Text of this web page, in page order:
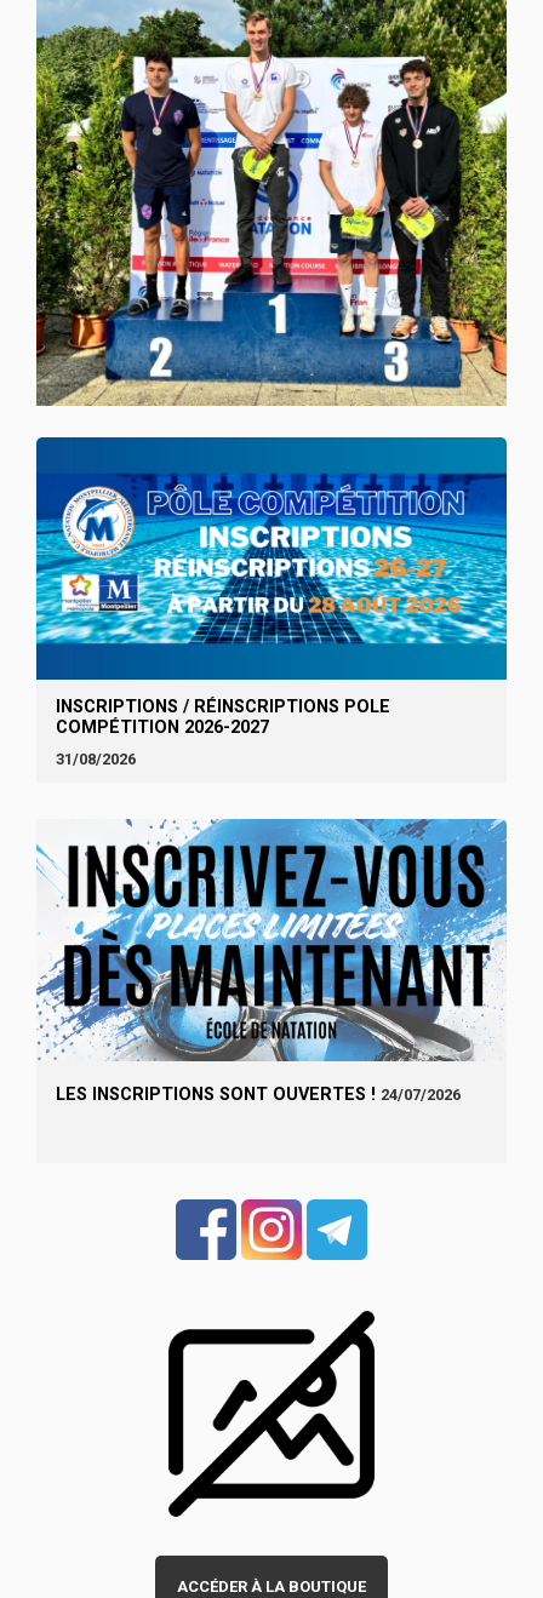
INSCRIPTIONS / RÉINSCRIPTIONS POLE
COMPÉTITION 2026-2027
31/08/2026
LES INSCRIPTIONS SONT OUVERTES ! 24/07/2026
ACCÉDER À LA BOUTIQUE